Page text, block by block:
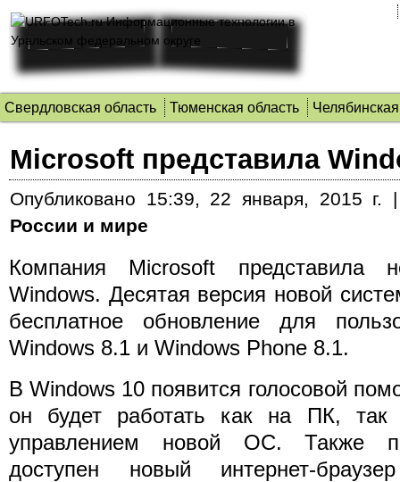
Свердловская область Тюменская область
Microsoft представила
Опубликовано 15:39, 22 января, 2015 г.
России и мире
Компания Microsoft представила
Windows. Десятая версия новой
бесплатное обновление для
Windows 8.1 и Windows Phone 8.1.
В Windows 10 появится голосовой
он будет работать как на ПК,
управлением новой ОС. Также
доступен новый интернет-